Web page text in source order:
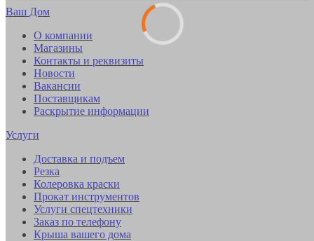
Ваш Дом
О компании
Магазины
Контакты и реквизиты
Новости
Вакансии
Поставщикам
Раскрытие информации
Услуги
Доставка и подъем
Резка
Колеровка краски
Прокат инструментов
Услуги спецтехники
Заказ по телефону
Крыша вашего дома